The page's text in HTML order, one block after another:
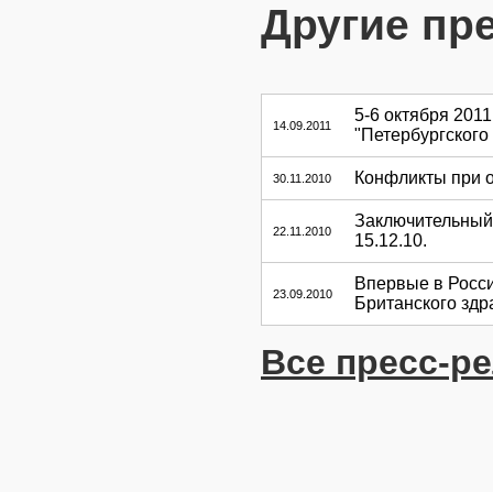
Другие
14.09.2011
5-6 октября
30.11.2010 Конфликты при
22.11.2010
15.12.10.
23.09.2010
Впервые в
Британского
Все пресс-